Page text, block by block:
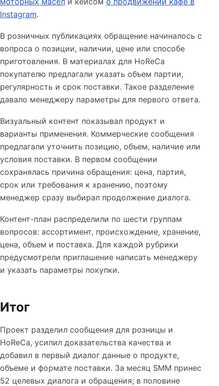
Instagram.
В розничных публикациях обращение начиналось с
вопроса о позиции, наличии, цене или способе
приготовления. В материалах для HoReCa
покупателю предлагали указать объем партии,
регулярность и срок поставки. Такое разделение
давало менеджеру параметры для первого ответа.
Визуальный контент показывал продукт и
варианты применения. Коммерческие сообщения
предлагали уточнить позицию, объем, наличие или
условия поставки. В первом сообщении
сохранялась причина обращения: цена, партия,
срок или требования к хранению, поэтому
менеджер сразу выбирал продолжение диалога.
Контент-план распределили по шести группам
вопросов: ассортимент, происхождение, хранение,
цена, объем и поставка. Для каждой рубрики
предусмотрели приглашение написать менеджеру
и указать параметры покупки.
Итог
Проект разделил сообщения для розницы и
HoReCa, усилил доказательства качества и
добавил в первый диалог данные о продукте,
объеме и формате поставки. За месяц SMM принес
52 целевых диалога и обращения; в половине